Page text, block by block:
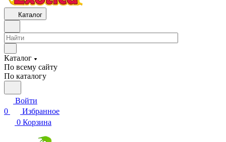
Каталог
Каталог
По всему сайту
По каталогу
Войти
0
Избранное
0 Корзина